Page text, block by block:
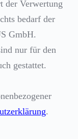
der Verwertung
bedarf der
GmbH.
nur für den
gestattet.
.